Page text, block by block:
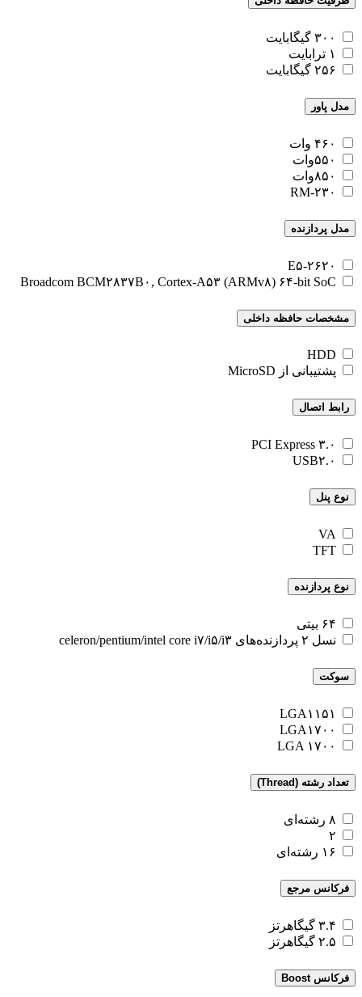
۳۰۰ گیگابایت
۱ ترابایت
۲۵۶ گیگابایت
مدل پاور
۴۶۰ وات
۵۵۰وات
۸۵۰وات
RM-۲۳۰
مدل پردازنده
E۵-۲۶۲۰
Broadcom BCM۲۸۳۷B۰, Cortex-A۵۳ (ARMv۸) ۶۴-bit SoC
مشخصات حافظه داخلی
HDD
پشتیبانی از MicroSD
رابط اتصال
PCI Express ۳.۰
USB۲.۰
نوع پنل
VA
TFT
نوع پردازنده
۶۴ بیتی
نسل ۲ پردازنده‌های celeron/pentium/intel core i۷/i۵/i۳
سوکت
LGA۱۱۵۱
LGA۱۷۰۰
LGA ۱۷۰۰
تعداد رشته (Thread)
۸ رشته‌ای
۲
۱۶ رشته‌ای
فرکانس مرجع
۳.۴ گیگاهرتز
۲.۵ گیگاهرتز
فرکانس Boost